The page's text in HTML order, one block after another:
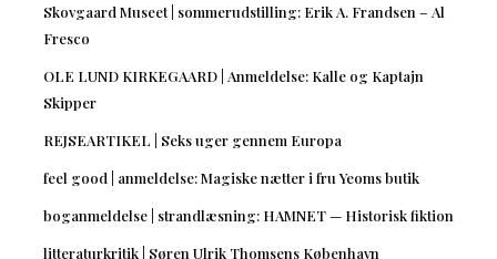
Skovgaard Museet | sommerudstilling: Erik A. Frandsen – Al
Fresco
OLE LUND KIRKEGAARD | Anmeldelse: Kalle og Kaptajn
Skipper
REJSEARTIKEL | Seks uger gennem Europa
feel good | anmeldelse: Magiske nætter i fru Yeoms butik
boganmeldelse | strandlæsning: HAMNET — Historisk fiktion
litteraturkritik | Søren Ulrik Thomsens København